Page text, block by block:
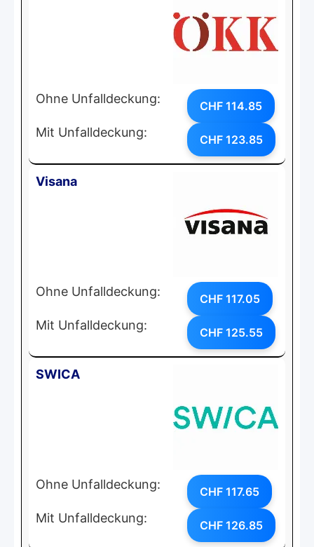
Ohne Unfalldeckung: CHF 114.85
Mit Unfalldeckung: CHF 123.85
Visana
Ohne Unfalldeckung: CHF 117.05
Mit Unfalldeckung: CHF 125.55
SWICA
Ohne Unfalldeckung: CHF 117.65
Mit Unfalldeckung: CHF 126.85